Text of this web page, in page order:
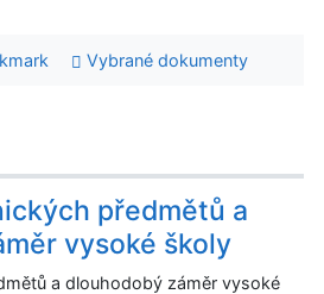
Vybrané dokumenty
předmětů a
vysoké školy
a dlouhodobý záměr vysoké